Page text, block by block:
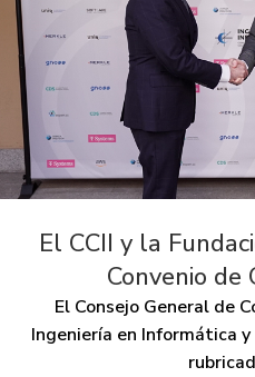
El CCII y la
Convenio de
El Consejo General de
Ingeniería en Informática